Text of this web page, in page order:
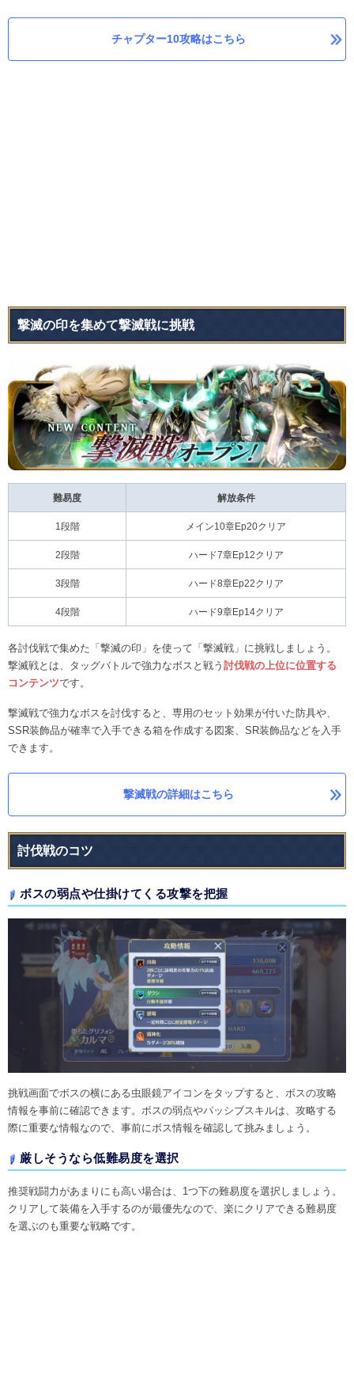
チャプター10攻略はこちら
撃滅の印を集めて撃滅戦に挑戦
難易度 解放条件
1段階 メイン10章Ep20クリア
2段階 ハード7章Ep12クリア
3段階 ハード8章Ep22クリア
4段階 ハード9章Ep14クリア
各討伐戦で集めた「撃滅の印」を使って「撃滅戦」に挑戦しましょう。
撃滅戦とは、タッグバトルで強力なボスと戦う 討伐戦の上位に位置する
コンテンツです。
撃滅戦で強力なボスを討伐すると、専用のセット効果が付いた防具や、
SSR装飾品が確率で入手できる箱を作成する図案、SR装飾品などを入手
できます。
撃滅戦の詳細はこちら
討伐戦のコツ
ボスの弱点や仕掛けてくる攻撃を把握
挑戦画面でボスの横にある虫眼鏡アイコンをタップすると、ボスの攻略
情報を事前に確認できます。ボスの弱点やパッシブスキルは、攻略する
際に重要な情報なので、事前にボス情報を確認して挑みましょう。
厳しそうなら低難易度を選択
推奨戦闘力があまりにも高い場合は、1つ下の難易度を選択しましょう。
クリアして装備を入手するのが最優先なので、楽にクリアできる難易度
を選ぶのも重要な戦略です。